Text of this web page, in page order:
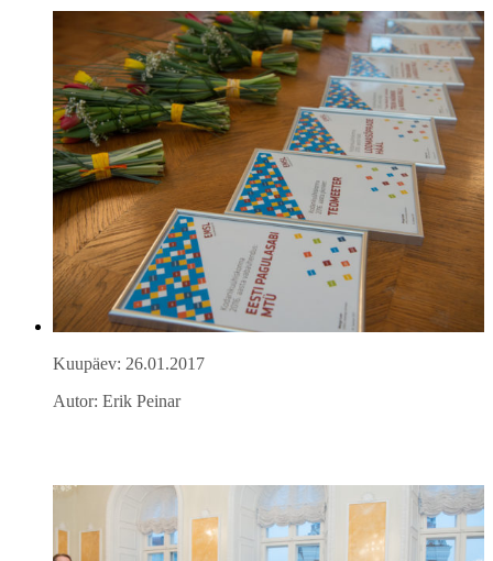
Kuupäev: 26.01.2017
Autor: Erik Peinar